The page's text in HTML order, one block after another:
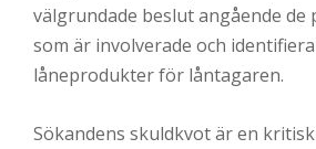
välgrundade beslut angående
som är involverade och
låneprodukter för låntagaren.
Sökandens skuldkvot är en